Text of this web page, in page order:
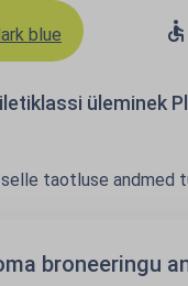
üleminek
taotluse andmed
broneeringu